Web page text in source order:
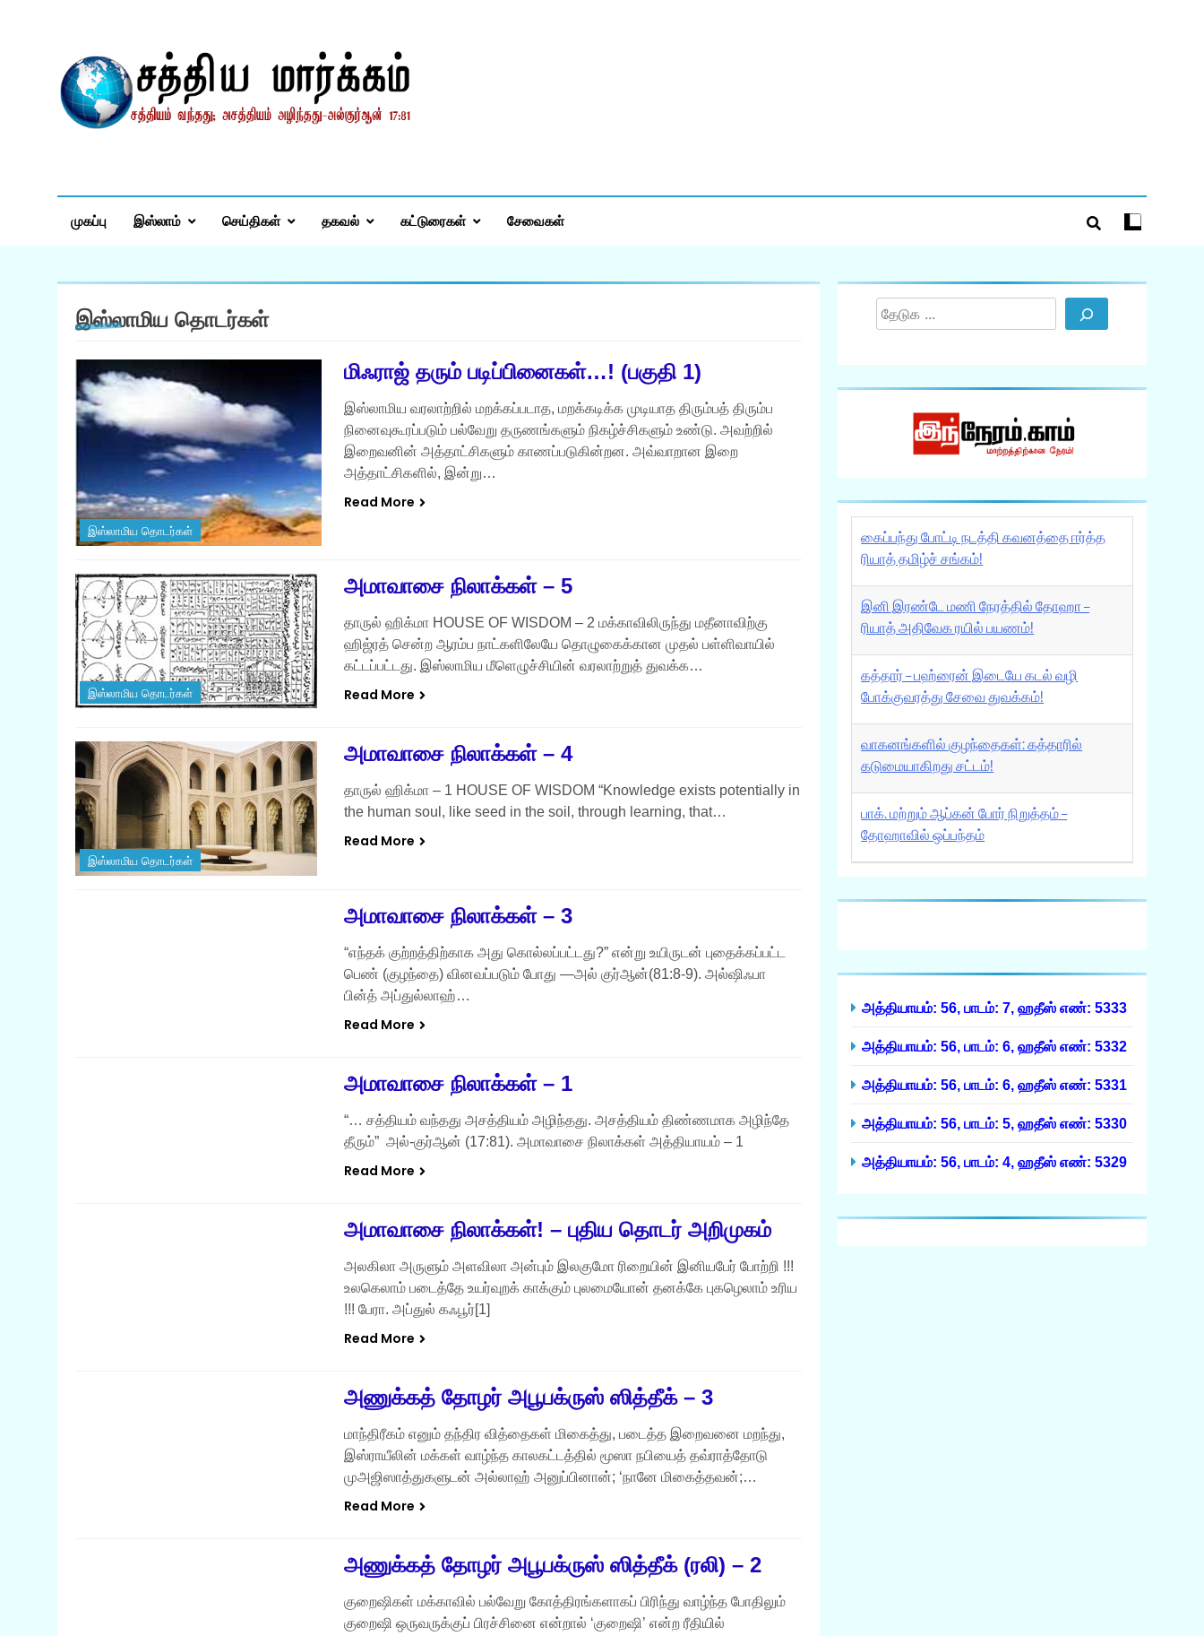
முகப்பு இஸ்லாம் செய்திகள் தகவல் கட்டுரைகள் சேவைகள்
இஸ்லாமிய தொடர்கள்
இஸ்லாமிய தொடர்கள்
மிஃராஜ் தரும் படிப்பினைகள்…! (பகுதி 1)
இஸ்லாமிய வரலாற்றில் மறக்கப்படாத, மறக்கடிக்க முடியாத திரும்பத் திரும்ப
நினைவுகூரப்படும் பல்வேறு தருணங்களும் நிகழ்ச்சிகளும் உண்டு. அவற்றில்
இறைவனின் அத்தாட்சிகளும் காணப்படுகின்றன. அவ்வாறான இறை
அத்தாட்சிகளில், இன்று…
Read More
இஸ்லாமிய தொடர்கள்
அமாவாசை நிலாக்கள் – 5
தாருல் ஹிக்மா HOUSE OF WISDOM – 2 மக்காவிலிருந்து மதீனாவிற்கு
ஹிஜ்ரத் சென்ற ஆரம்ப நாட்களிலேயே தொழுகைக்கான முதல் பள்ளிவாயில்
கட்டப்பட்டது. இஸ்லாமிய மீளெழுச்சியின் வரலாற்றுத் துவக்க…
Read More
இஸ்லாமிய தொடர்கள்
அமாவாசை நிலாக்கள் – 4
தாருல் ஹிக்மா – 1 HOUSE OF WISDOM “Knowledge exists potentially in
the human soul, like seed in the soil, through learning, that…
Read More
அமாவாசை நிலாக்கள் – 3
“எந்தக் குற்றத்திற்காக அது கொல்லப்பட்டது?” என்று உயிருடன் புதைக்கப்பட்ட
பெண் (குழந்தை) வினவப்படும் போது —அல் குர்ஆன்(81:8-9). அல்ஷிஃபா
பின்த் அப்துல்லாஹ்…
Read More
அமாவாசை நிலாக்கள் – 1
“… சத்தியம் வந்தது அசத்தியம் அழிந்தது. அசத்தியம் திண்ணமாக அழிந்தே
தீரும்” அல்-குர்ஆன் (17:81). அமாவாசை நிலாக்கள் அத்தியாயம் – 1
Read More
அமாவாசை நிலாக்கள்! – புதிய தொடர் அறிமுகம்
அலகிலா அருளும் அளவிலா அன்பும் இலகுமோ ரிறையின் இனியபேர் போற்றி !!!
உலகெலாம் படைத்தே உயர்வுறக் காக்கும் புலமையோன் தனக்கே புகழெலாம் உரிய
!!! பேரா. அப்துல் கஃபூர்[1]
Read More
அணுக்கத் தோழர் அபூபக்ருஸ் ஸித்தீக் – 3
மாந்திரீகம் எனும் தந்திர வித்தைகள் மிகைத்து, படைத்த இறைவனை மறந்து,
இஸ்ராயீலின் மக்கள் வாழ்ந்த காலகட்டத்தில் மூஸா நபியைத் தவ்ராத்தோடு
முஅஜிஸாத்துகளுடன் அல்லாஹ் அனுப்பினான்; ‘நானே மிகைத்தவன்;…
Read More
அணுக்கத் தோழர் அபூபக்ருஸ் ஸித்தீக் (ரலி) – 2
குறைஷிகள் மக்காவில் பல்வேறு கோத்திரங்களாகப் பிரிந்து வாழ்ந்த போதிலும்
குறைஷி ஒருவருக்குப் பிரச்சினை என்றால் ‘குறைஷி’ என்ற ரீதியில்
Search
கைப்பந்து போட்டி நடத்தி கவனத்தை ஈர்த்த
ரியாத் தமிழ்ச் சங்கம்!
இனி இரண்டே மணி நேரத்தில் தோஹா –
ரியாத் அதிவேக ரயில் பயணம்!
கத்தார் – பஹ்ரைன் இடையே கடல் வழி
போக்குவரத்து சேவை துவக்கம்!
வாகனங்களில் குழந்தைகள்: கத்தாரில்
கடுமையாகிறது சட்டம்!
பாக். மற்றும் ஆப்கன் போர் நிறுத்தம் –
தோஹாவில் ஒப்பந்தம்
அத்தியாயம்: 56, பாடம்: 7, ஹதீஸ் எண்: 5333
அத்தியாயம்: 56, பாடம்: 6, ஹதீஸ் எண்: 5332
அத்தியாயம்: 56, பாடம்: 6, ஹதீஸ் எண்: 5331
அத்தியாயம்: 56, பாடம்: 5, ஹதீஸ் எண்: 5330
அத்தியாயம்: 56, பாடம்: 4, ஹதீஸ் எண்: 5329